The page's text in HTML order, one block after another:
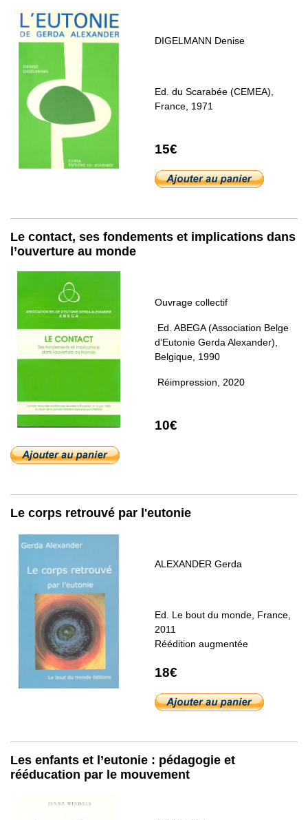
DIGELMANN Denise
Ed. du Scarabée (CEMEA),
France, 1971
15€
Le contact, ses fondements et implications dans
l’ouverture au monde
Ouvrage collectif
Ed. ABEGA (Association Belge
d’Eutonie Gerda Alexander),
Belgique, 1990
Réimpression, 2020
10€
Le corps retrouvé par l'eutonie
ALEXANDER Gerda
Ed. Le bout du monde, France,
2011
Réédition augmentée
18€
Les enfants et l’eutonie : pédagogie et
rééducation par le mouvement